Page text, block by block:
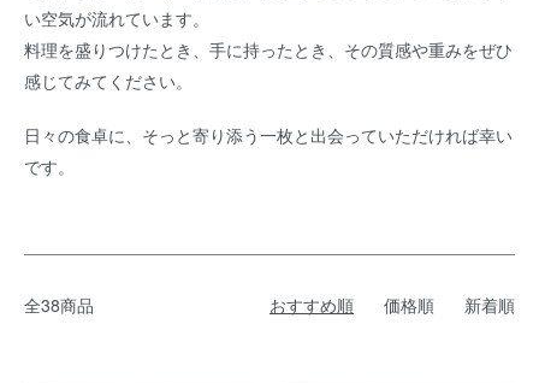
い空気が流れています。
料理を盛りつけたとき、手に持ったとき、その質感や重みをぜひ
感じてみてください。
日々の食卓に、そっと寄り添う一枚と出会っていただければ幸い
です。
全38商品 おすすめ順 価格順 新着順